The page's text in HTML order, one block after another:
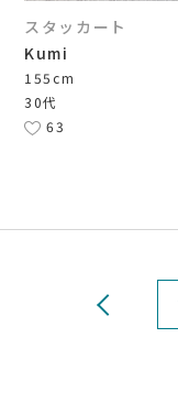
スタッカート
Kumi
155cm
30代
63